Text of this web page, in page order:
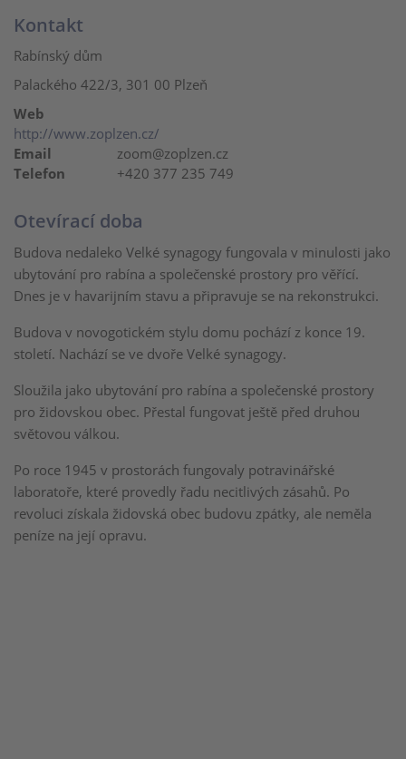
Kontakt
Rabínský dům
Palackého 422/3, 301 00 Plzeň
Web
http://www.zoplzen.cz/
Email
zoom@zoplzen.cz
Telefon
+420 377 235 749
Otevírací doba
Budova nedaleko Velké synagogy fungovala v minulosti jako
ubytování pro rabína a společenské prostory pro věřící.
Dnes je v havarijním stavu a připravuje se na rekonstrukci.
Budova v novogotickém stylu domu pochází z konce 19.
století. Nachází se ve dvoře Velké synagogy.
Sloužila jako ubytování pro rabína a společenské prostory
pro židovskou obec. Přestal fungovat ještě před druhou
světovou válkou.
Po roce 1945 v prostorách fungovaly potravinářské
laboratoře, které provedly řadu necitlivých zásahů. Po
revoluci získala židovská obec budovu zpátky, ale neměla
peníze na její opravu.